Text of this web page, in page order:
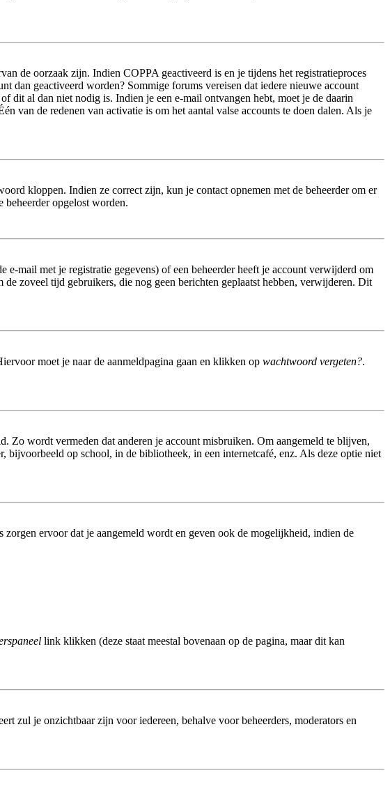
de oorzaak zijn. Indien COPPA geactiveerd is en je tijdens het registratieproces
dan geactiveerd worden? Sommige forums vereisen dat iedere nieuwe account
dit al dan niet nodig is. Indien je een e-mail ontvangen hebt, moet je de daarin
van de redenen van activatie is om het aantal valse accounts te doen dalen. Als je
kloppen. Indien ze correct zijn, kun je contact opnemen met de beheerder om er
opgelost worden.
mail met je registratie gegevens) of een beheerder heeft je account verwijderd om
zoveel tijd gebruikers, die nog geen berichten geplaatst hebben, verwijderen. Dit
moet je naar de aanmeldpagina gaan en klikken op wachtwoord vergeten?.
Zo wordt vermeden dat anderen je account misbruiken. Om aangemeld te blijven,
bijvoorbeeld op school, in de bibliotheek, in een internetcafé, enz. Als deze optie niet
ervoor dat je aangemeld wordt en geven ook de mogelijkheid, indien de
link klikken (deze staat meestal bovenaan op de pagina, maar dit kan
zul je onzichtbaar zijn voor iedereen, behalve voor beheerders, moderators en